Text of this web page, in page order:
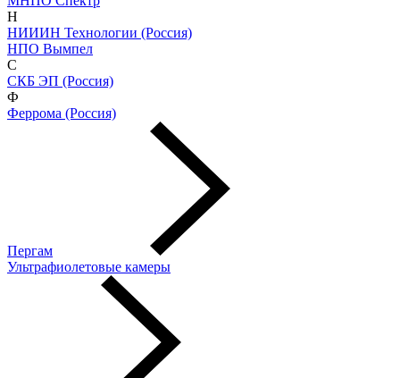
Н
НИИИН Технологии (Россия)
НПО Вымпел
С
СКБ ЭП (Россия)
Ф
Феррома (Россия)
Пергам
Ультрафиолетовые камеры